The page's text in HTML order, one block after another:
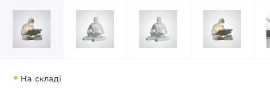
На складі